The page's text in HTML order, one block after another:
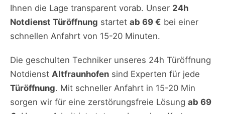
Ihnen die Lage transparent vorab. Unser 24h
Notdienst Türöffnung startet ab 69 € bei einer
schnellen Anfahrt von 15-20 Minuten.
Die geschulten Techniker unseres 24h Türöffnung
Notdienst Altfraunhofen sind Experten für jede
Türöffnung. Mit schneller Anfahrt in 15-20 Min
sorgen wir für eine zerstörungsfreie Lösung ab 69